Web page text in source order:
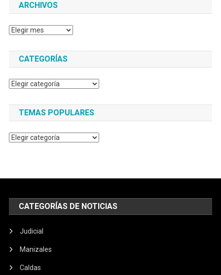
ARCHIVOS
Archivos
CATEGORÍAS
Categorías
TEMAS POPULARES
Temas
CATEGORÍAS DE NOTICIAS
Judicial
Manizales
Caldas